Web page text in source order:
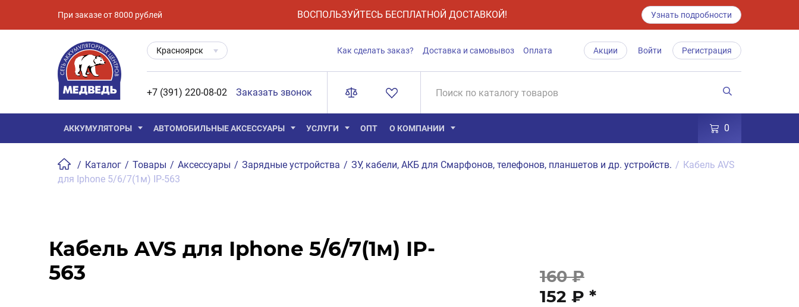
При заказе от 8000 рублей ВОСПОЛЬЗУЙТЕСЬ БЕСПЛАТНОЙ ДОСТАВКОЙ! Узнать подробности
Красноярск Как сделать заказ? Доставка и самовывоз Оплата Акции Войти Регистрация
+7 (391) 220-08-02 Заказать звонок
АККУМУЛЯТОРЫ АВТОМОБИЛЬНЫЕ АКСЕССУАРЫ УСЛУГИ ОПТ О КОМПАНИИ 0
/ Каталог / Товары / Аксессуары / Зарядные устройства / ЗУ, кабели, АКБ для Смарфонов, телефонов, планшетов и др. устройств. / Кабель AVS
для Iphone 5/6/7(1м) IP-563
Кабель AVS для Iphone 5/6/7(1м) IP-
563
160 ₽
152 ₽ *